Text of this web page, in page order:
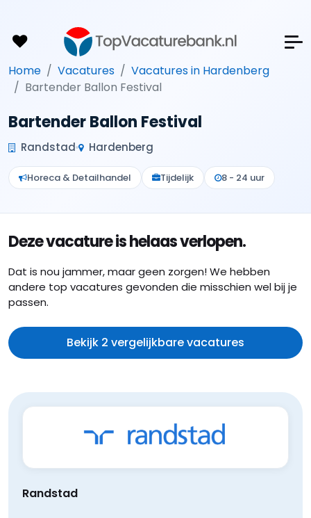
Home Vacatures
Vacatures in Hardenberg
Bartender Ballon Festival
Bartender Ballon Festival
Randstad Hardenberg
Horeca & Detailhandel Tijdelijk 8 - 24 uur
Deze vacature is helaas verlopen.
Dat is nou jammer, maar geen zorgen! We hebben
andere top vacatures gevonden die misschien wel bij je
passen.
Bekijk 2 vergelijkbare vacatures
Randstad